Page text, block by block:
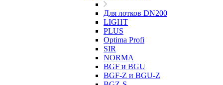
Для лотков DN200
LIGHT
PLUS
Optima Profi
SIR
NORMA
BGF и BGU
BGF-Z и BGU-Z